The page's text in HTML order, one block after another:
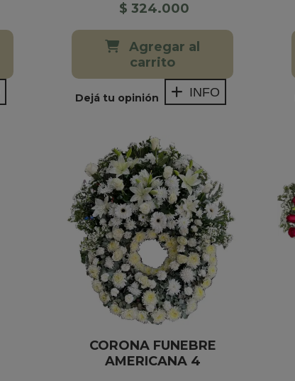
$ 324.000
Agregar al
carrito
Dejá tu opinión INFO
CORONA FUNEBRE
AMERICANA 4